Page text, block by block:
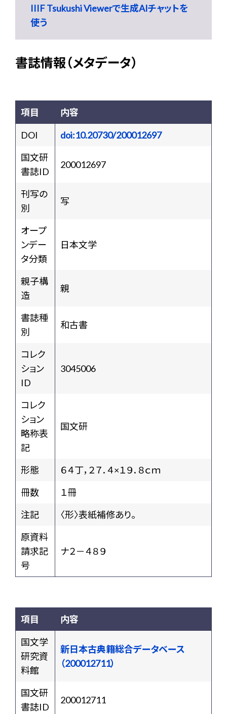
IIIF Tsukushi Viewerで生成AIチャットを
使う
書誌情報（メタデータ）
項目 内容
DOI
doi:10.20730/200012697
国文研
書誌ID
200012697
刊写の
別
写
オープ
ンデー
タ分類
日本文学
親子構
造
親
書誌種
別
和古書
コレク
ション
ID
3045006
コレク
ション
略称表
記
国文研
形態
６４丁，２７．４×１９．８ｃｍ
冊数
１冊
注記
〈形〉表紙補修あり。
原資料
請求記
号
ナ２－４８９
項目 内容
国文学
研究資
料館
新日本古典籍総合データベース
（200012711）
国文研
書誌ID
200012711